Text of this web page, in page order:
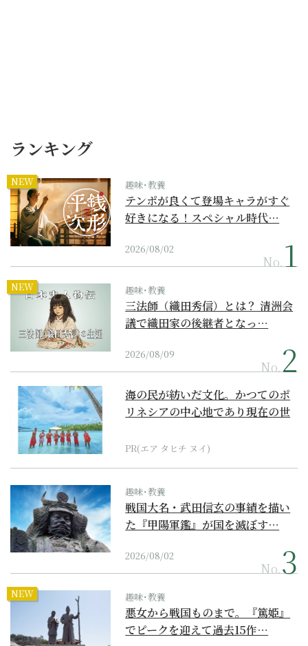
ランキング
NEW 趣味･教養
テンポが良くて登場キャラがすぐ
好きになる！スペシャル時代…
2026/08/02
No.
NEW 趣味･教養
三法師（織田秀信）とは？ 清洲会
議で織田家の後継者となっ…
2026/08/09
No.
海の民が紡いだ文化。かつてのポ
リネシアの中心地であり現在の世
PR(エア タヒチ ヌイ)
趣味･教養
戦国大名・武田信玄の事績を描い
た『甲陽軍鑑』が国を滅ぼす…
2026/08/02
No.
NEW 趣味･教養
悪女から戦国ものまで。『篤姫』
でピークを迎えて過去15作…